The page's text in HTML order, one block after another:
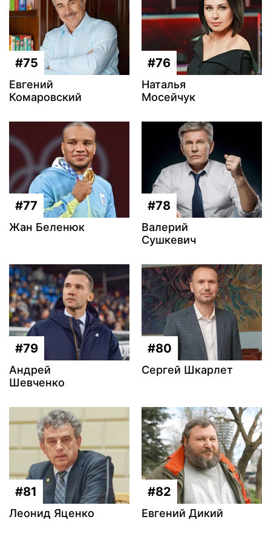
#75
Евгений
Комаровский
#76
Наталья
Мосейчук
#77
Жан Беленюк
#78
Валерий
Сушкевич
#79
Андрей
Шевченко
#80
Сергей Шкарлет
#81
Леонид Яценко
#82
Евгений Дикий